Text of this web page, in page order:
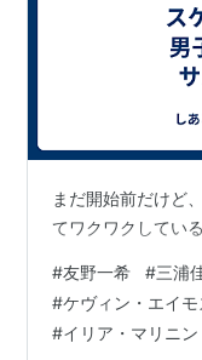
まだ開始前だけど
てワクワクしてい
#友野一希 #三浦
#ケヴィン・エイモ
#イリア・マリニン